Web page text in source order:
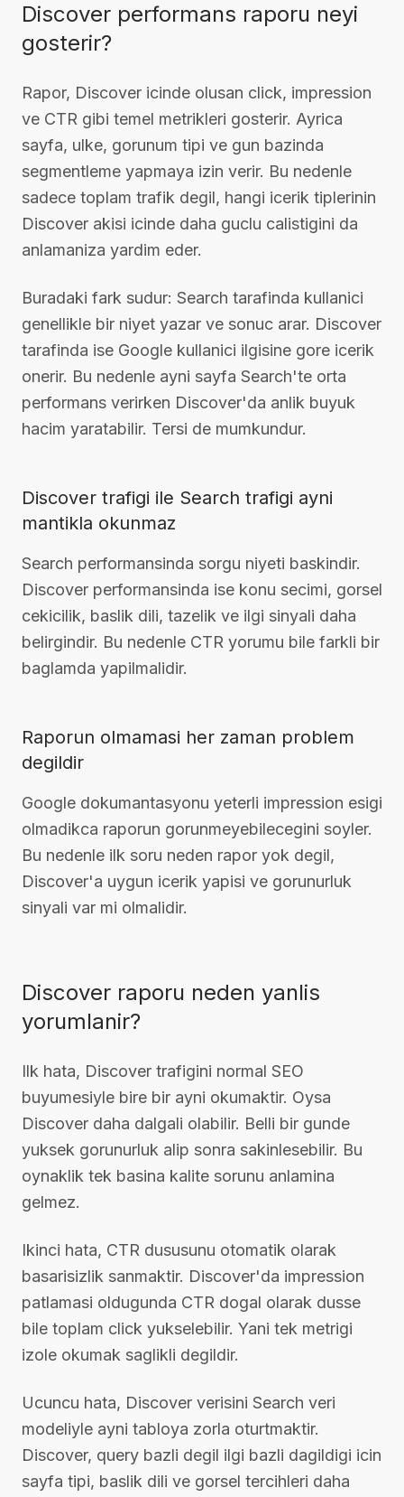
Discover performans raporu neyi
gosterir?
Rapor, Discover icinde olusan click, impression
ve CTR gibi temel metrikleri gosterir. Ayrica
sayfa, ulke, gorunum tipi ve gun bazinda
segmentleme yapmaya izin verir. Bu nedenle
sadece toplam trafik degil, hangi icerik tiplerinin
Discover akisi icinde daha guclu calistigini da
anlamaniza yardim eder.
Buradaki fark sudur: Search tarafinda kullanici
genellikle bir niyet yazar ve sonuc arar. Discover
tarafinda ise Google kullanici ilgisine gore icerik
onerir. Bu nedenle ayni sayfa Search'te orta
performans verirken Discover'da anlik buyuk
hacim yaratabilir. Tersi de mumkundur.
Discover trafigi ile Search trafigi ayni
mantikla okunmaz
Search performansinda sorgu niyeti baskindir.
Discover performansinda ise konu secimi, gorsel
cekicilik, baslik dili, tazelik ve ilgi sinyali daha
belirgindir. Bu nedenle CTR yorumu bile farkli bir
baglamda yapilmalidir.
Raporun olmamasi her zaman problem
degildir
Google dokumantasyonu yeterli impression esigi
olmadikca raporun gorunmeyebilecegini soyler.
Bu nedenle ilk soru neden rapor yok degil,
Discover'a uygun icerik yapisi ve gorunurluk
sinyali var mi olmalidir.
Discover raporu neden yanlis
yorumlanir?
Ilk hata, Discover trafigini normal SEO
buyumesiyle bire bir ayni okumaktir. Oysa
Discover daha dalgali olabilir. Belli bir gunde
yuksek gorunurluk alip sonra sakinlesebilir. Bu
oynaklik tek basina kalite sorunu anlamina
gelmez.
Ikinci hata, CTR dususunu otomatik olarak
basarisizlik sanmaktir. Discover'da impression
patlamasi oldugunda CTR dogal olarak dusse
bile toplam click yukselebilir. Yani tek metrigi
izole okumak saglikli degildir.
Ucuncu hata, Discover verisini Search veri
modeliyle ayni tabloya zorla oturtmaktir.
Discover, query bazli degil ilgi bazli dagildigi icin
sayfa tipi, baslik dili ve gorsel tercihleri daha